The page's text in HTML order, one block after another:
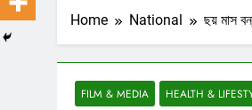
Home National ছয় মাস
FILM & MEDIA HEALTH &